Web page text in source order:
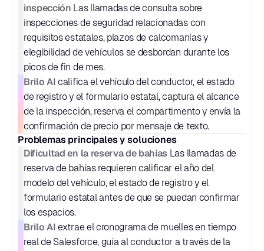
inspección Las llamadas de consulta sobre
inspecciones de seguridad relacionadas con
requisitos estatales, plazos de calcomanías y
elegibilidad de vehículos se desbordan durante los
picos de fin de mes.
Brilo AI califica el vehículo del conductor, el estado
de registro y el formulario estatal, captura el alcance
de la inspección, reserva el compartimento y envía la
confirmación de precio por mensaje de texto.
Problemas principales y soluciones
Dificultad en la reserva de bahías Las llamadas de
reserva de bahías requieren calificar el año del
modelo del vehículo, el estado de registro y el
formulario estatal antes de que se puedan confirmar
los espacios.
Brilo AI extrae el cronograma de muelles en tiempo
real de Salesforce, guía al conductor a través de la